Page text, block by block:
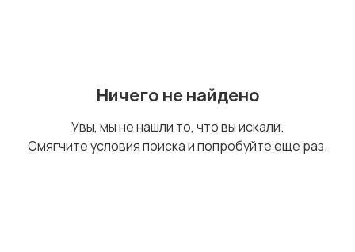
Ничего не найдено
Увы, мы не нашли то, что вы искали.
Смягчите условия поиска и попробуйте еще раз.